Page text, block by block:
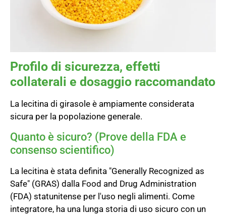
Profilo di sicurezza, effetti
collaterali e dosaggio raccomandato
La lecitina di girasole è ampiamente considerata
sicura per la popolazione generale.
Quanto è sicuro? (Prove della FDA e
consenso scientifico)
La lecitina è stata definita "Generally Recognized as
Safe" (GRAS) dalla Food and Drug Administration
(FDA) statunitense per l'uso negli alimenti. Come
integratore, ha una lunga storia di uso sicuro con un